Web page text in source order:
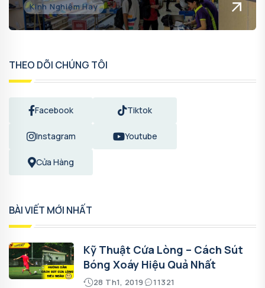
Kinh Nghiệm Hay
THEO DÕI CHÚNG TÔI
Facebook Tiktok
Instagram Youtube
Cửa Hàng
BÀI VIẾT MỚI NHẤT
Kỹ Thuật Cứa Lòng – Cách Sút
Bóng Xoáy Hiệu Quả Nhất
28 Th1, 2019 11321